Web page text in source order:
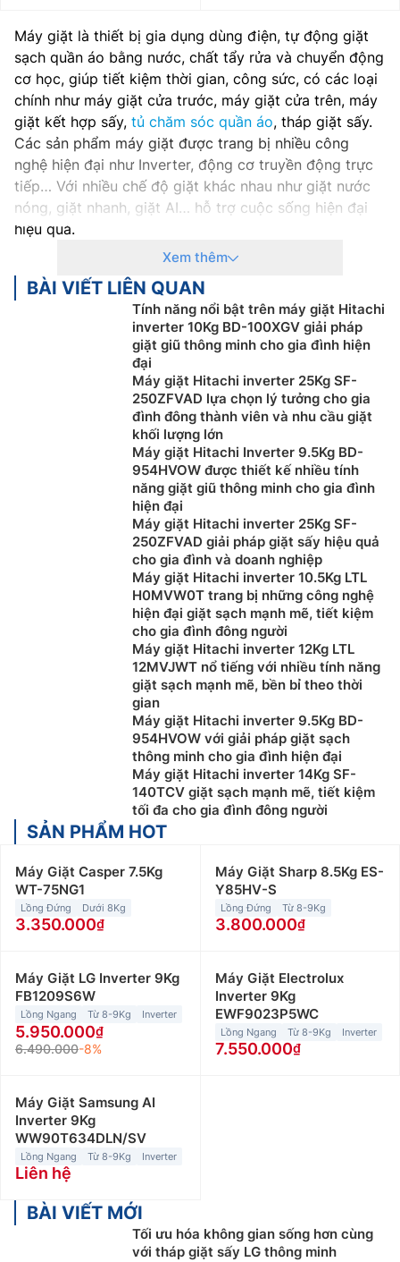
Máy giặt là thiết bị gia dụng dùng điện, tự động giặt
sạch quần áo bằng nước, chất tẩy rửa và chuyển động
cơ học, giúp tiết kiệm thời gian, công sức, có các loại
chính như máy giặt cửa trước, máy giặt cửa trên, máy
giặt kết hợp sấy, tủ chăm sóc quần áo, tháp giặt sấy.
Các sản phẩm máy giặt được trang bị nhiều công
nghệ hiện đại như Inverter, động cơ truyền động trực
tiếp… Với nhiều chế độ giặt khác nhau như giặt nước
nóng, giặt nhanh, giặt AI… hỗ trợ cuộc sống hiện đại
hiệu quả.
Những loại máy giặt phổ biến hiện nay
Máy giặt cửa trên (máy giặt lồng đứng)
Máy giặt cửa trên là dòng máy thông dụng có thiết kế
đơn giản với bảng điều khiển được đặt phía trên, dễ
quan sát và điều khiển. Loại máy giặt này sử dụng
lồng đứng hoặc lồng nghiêng, các chi tiết linh kiện dễ
tìm kiếm và thay thế khi bị hỏng, xuống cấp.
Giá bán của máy giặt lồng đứng cũng rất phải chăng,
chỉ với khoảng hơn 2 triệu đồng là bạn đã có thể sở
hữu một chiếc máy giặt lồng đứng. Ngoài ra, ưu điểm
lớn của dòng máy này là chúng rất tiết kiệm điện khi
Tuy nhiên, do đặc trưng trong thiết kế nên máy giặt
cửa trên thường tiêu tốn nhiều nước hơn so với các
loại máy khác. Bên cạnh đó, máy cũng thường bị rung
lắc khi vắt quần áo, hiệu quả giặt sạch chưa cao và
các chương trình giặt tích hợp còn hạn chế.
Máy giặt cửa trước (máy giặt lồng ngang)
Máy giặt cửa trước sử dụng lồng giặt nằm ngang, máy
thường được tích hợp nhiều công nghệ giặt tiên tiến,
giúp nâng cao hiệu quả giặt sạch quần áo một cách
tối ưu.
Máy giặt lồng ngang có khả năng vận hành êm ái, ít
tiết kiệm nước tốt hơn so với máy giặt cửa trên. Thêm
nữa, dòng máy này được tích hợp nhiều chương trình
giặt như: giặt nước nóng, giặt hơi nước,… phù hợp với
nhiều loại quần áo khác nhau.
Do đặc trưng trong thiết kế (cửa đặt phía trước), nên
máy giặt cửa ngang cần được lắp đặt trong các không
gian rộng. Giá thành của các loại máy giặt cửa ngang
Xem thêm
BÀI VIẾT LIÊN QUAN
Tính năng nổi bật trên máy giặt Hitachi
inverter 10Kg BD-100XGV giải pháp
giặt giũ thông minh cho gia đình hiện
đại
Máy giặt Hitachi inverter 25Kg SF-
250ZFVAD lựa chọn lý tưởng cho gia
đình đông thành viên và nhu cầu giặt
khối lượng lớn
Máy giặt Hitachi Inverter 9.5Kg BD-
954HVOW được thiết kế nhiều tính
năng giặt giũ thông minh cho gia đình
hiện đại
Máy giặt Hitachi inverter 25Kg SF-
250ZFVAD giải pháp giặt sấy hiệu quả
cho gia đình và doanh nghiệp
Máy giặt Hitachi inverter 10.5Kg LTL
H0MVW0T trang bị những công nghệ
hiện đại giặt sạch mạnh mẽ, tiết kiệm
cho gia đình đông người
Máy giặt Hitachi inverter 12Kg LTL
12MVJWT nổ tiếng với nhiều tính năng
giặt sạch mạnh mẽ, bền bỉ theo thời
gian
Máy giặt Hitachi inverter 9.5Kg BD-
954HVOW với giải pháp giặt sạch
thông minh cho gia đình hiện đại
Máy giặt Hitachi inverter 14Kg SF-
140TCV giặt sạch mạnh mẽ, tiết kiệm
tối đa cho gia đình đông người
SẢN PHẨM HOT
Máy Giặt Casper 7.5Kg
WT-75NG1
Lồng Đứng Dưới 8Kg
3.350.000
Máy Giặt Sharp 8.5Kg ES-
Y85HV-S
Lồng Đứng Từ 8-9Kg
3.800.000
Máy Giặt LG Inverter 9Kg
FB1209S6W
Lồng Ngang Từ 8-9Kg Inverter
5.950.000
6.490.000-8%
Máy Giặt Electrolux
Inverter 9Kg
EWF9023P5WC
Lồng Ngang Từ 8-9Kg Inverter
7.550.000
Máy Giặt Samsung AI
Inverter 9Kg
WW90T634DLN/SV
Lồng Ngang Từ 8-9Kg Inverter
Liên hệ
BÀI VIẾT MỚI
Tối ưu hóa không gian sống hơn cùng
với tháp giặt sấy LG thông minh